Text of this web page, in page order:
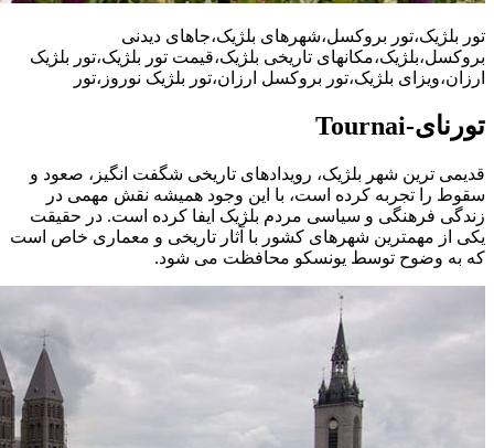
تور بلژیک،تور بروکسل،شهرهای بلژیک،جاهای دیدنی
بروکسل،بلژیک،مکانهای تاریخی بلژیک،قیمت تور بلژیک،تور بلژیک
ارزان،ویزای بلژیک،تور بروکسل ارزان،تور بلژیک نوروز،تور
تورنای-Tournai
قدیمی ترین شهر بلژیک، رویدادهای تاریخی شگفت انگیز، صعود و
سقوط را تجربه کرده است، با این وجود همیشه نقش مهمی در
زندگی فرهنگی و سیاسی مردم بلژیک ایفا کرده است. در حقیقت
یکی از مهمترین شهرهای کشور با آثار تاریخی و معماری خاص است
که به وضوح توسط یونسکو محافظت می شود.